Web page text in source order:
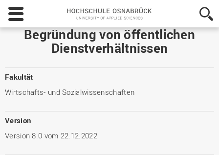
Hochschule
Osnabrück
-
University
Sciences
Begründung von öffentlichen
Dienstverhältnissen
Fakultät
Wirtschafts- und Sozialwissenschaften
Version
Version 8.0 vom 22.12.2022